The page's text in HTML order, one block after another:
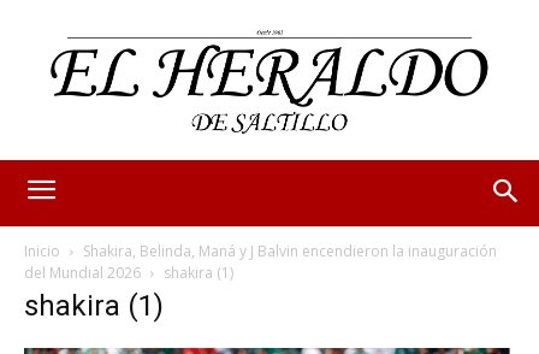
Inicio
Shakira, Belinda, Maná y J Balvin encendieron la inauguración
del Mundial 2026
shakira (1)
shakira (1)